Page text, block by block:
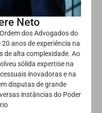
Neto
dos Advogados do
anos de experiência na
de alta complexidade. Ao
sólida expertise na
inovadoras e na
disputas de grande
instâncias do Poder